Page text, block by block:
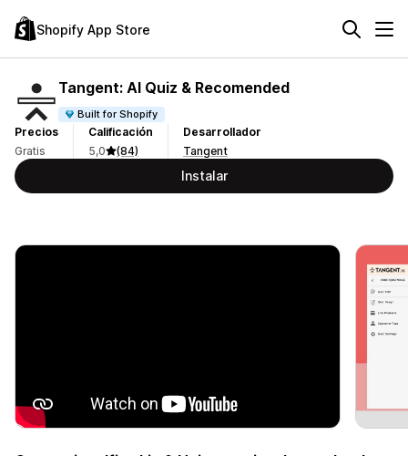
Shopify App Store
Tangent: AI Quiz & Recomended
Built for Shopify
Precios
Gratis
Calificación
5,0
(84)
Desarrollador
Tangent
Instalar